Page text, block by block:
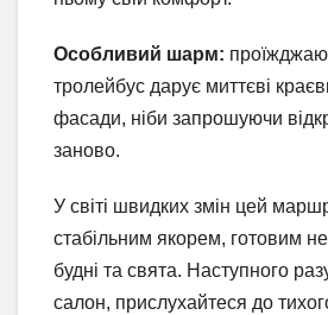
Особливий шарм:
тролейбус дарує миттєві
фасади, ніби запрошуючи
заново.
У світі швидких змін цей
стабільним якорем, готовим
будні та свята. Наступного
салон, прислухайтеся до